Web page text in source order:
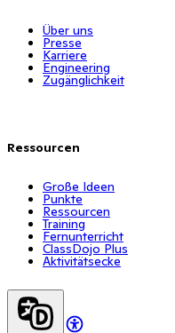
Über uns
Presse
Karriere
Engineering
Zugänglichkeit
Ressourcen
Große Ideen
Punkte
Ressourcen
Training
Fernunterricht
ClassDojo Plus
Aktivitätsecke